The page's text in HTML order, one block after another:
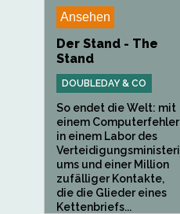
Ansehen
Der Stand - The
Stand
DOUBLEDAY & CO
So endet die Welt: mit
einem Computerfehler
in einem Labor des
Verteidigungsministeri
ums und einer Million
zufälliger Kontakte,
die die Glieder eines
Kettenbriefs...